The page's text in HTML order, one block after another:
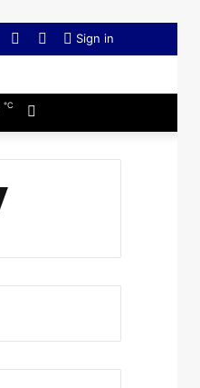
Sign in
YouTube
Twitter
Facebook
℃